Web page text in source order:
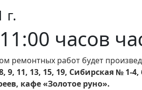
г.
часов
ремонтных работ будет
11, 13, 15, 19, Сибирская № 1-
кафе «Золотое руно».